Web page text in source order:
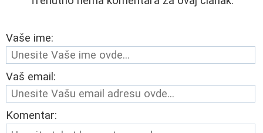
Vaše ime:
Vaš email:
Komentar: